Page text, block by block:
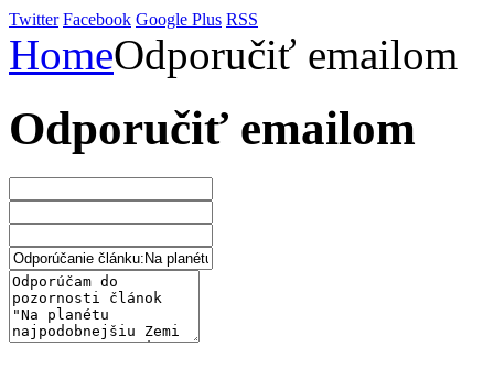
Twitter Facebook Google Plus RSS
HomeOdporučiť emailom
Odporučiť emailom